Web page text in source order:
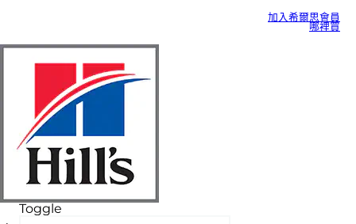
加入希爾思會員
哪裡買
Toggle